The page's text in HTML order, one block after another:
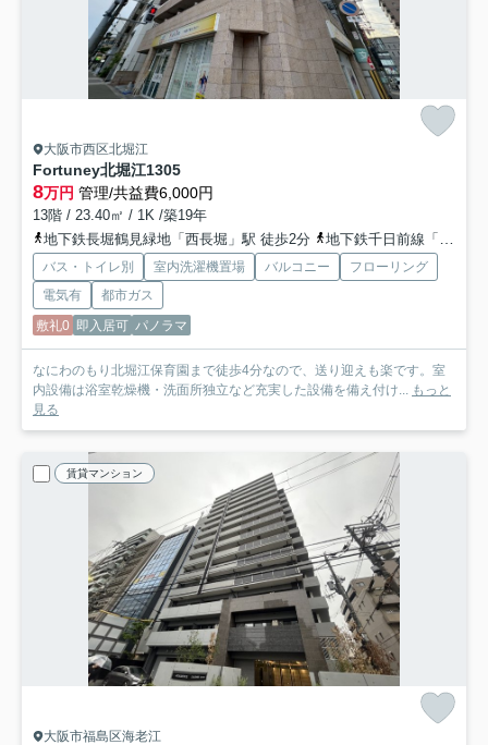
大阪市西区北堀江
Fortuney北堀江1305
8万円 管理/共益費6,000円
13階 / 23.40㎡ / 1K /築19年
地下鉄長堀鶴見緑地「西長堀」駅 徒歩2分
地下鉄千日前線「桜川」駅 徒歩8分
バス・トイレ別 室内洗濯機置場 バルコニー
フローリング
電気有
都市ガス
敷礼0 即入居可 パノラマ
なにわのもり北堀江保育園まで徒歩4分なので、送り迎えも楽です。室
内設備は浴室乾燥機・洗面所独立など充実した設備を備え付け...
もっと
見る
賃貸マンション
大阪市福島区海老江